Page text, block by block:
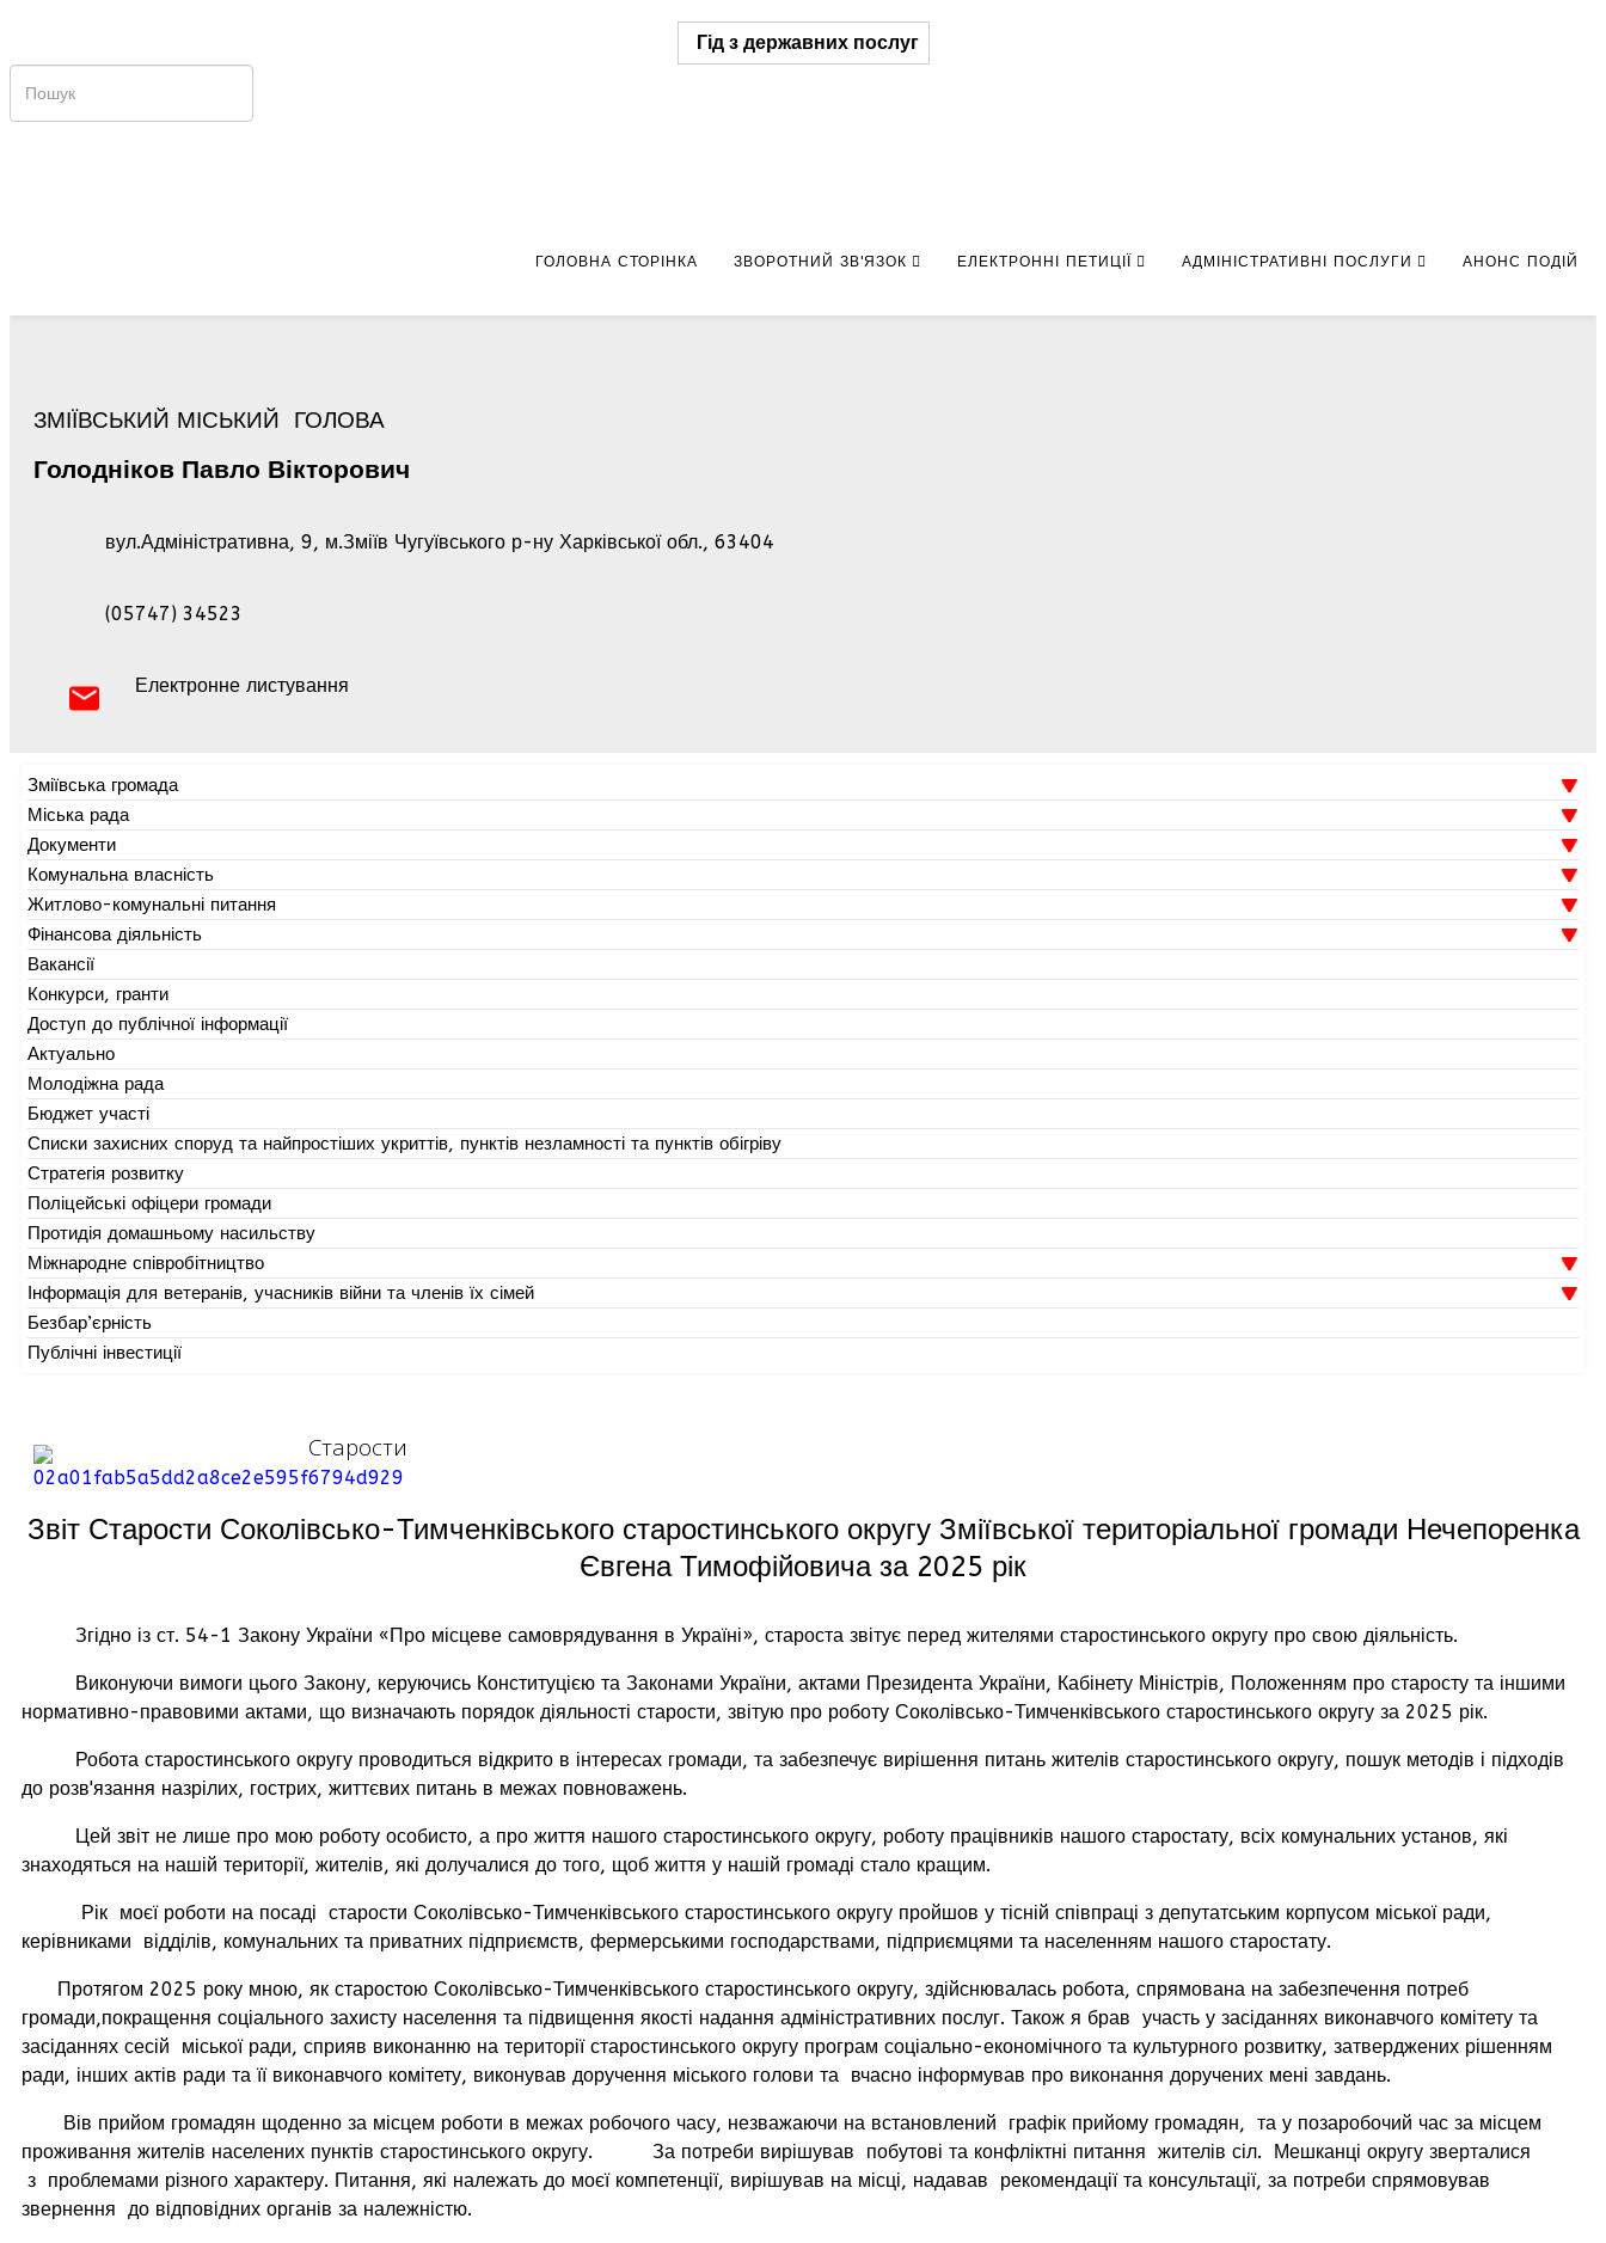
Гід з державних послуг
ГОЛОВНА СТОРІНКА ЗВОРОТНИЙ ЗВ'ЯЗОК ЕЛЕКТРОННІ ПЕТИЦІЇ АДМІНІСТРАТИВНІ ПОСЛУГИ АНОНС ПОДІЙ
ЗМІЇВСЬКИЙ МІСЬКИЙ ГОЛОВА
Голодніков Павло Вікторович
вул.Адміністративна, 9, м.Зміїв Чугуївського р-ну Харківської обл., 63404
(05747) 34523
Електронне листування
Зміївська громада
Міська рада
Документи
Комунальна власність
Житлово-комунальні питання
Фінансова діяльність
Вакансії
Конкурси, гранти
Доступ до публічної інформації
Актуально
Молодіжна рада
Бюджет участі
Списки захисних споруд та найпростіших укриттів, пунктів незламності та пунктів обігріву
Стратегія розвитку
Поліцейські офіцери громади
Протидія домашньому насильству
Міжнародне співробітництво
Інформація для ветеранів, учасників війни та членів їх сімей
Безбар’єрність
Публічні інвестиції
Старости
Звіт Старости Соколівсько-Тимченківського старостинського округу Зміївської територіальної громади Нечепоренка
Євгена Тимофійовича за 2025 рік
Згідно із ст. 54-1 Закону України «Про місцеве самоврядування в Україні», староста звітує перед жителями старостинського округу про свою діяльність.
Виконуючи вимоги цього Закону, керуючись Конституцією та Законами України, актами Президента України, Кабінету Міністрів, Положенням про старосту та іншими
нормативно-правовими актами, що визначають порядок діяльності старости, звітую про роботу Соколівсько-Тимченківського старостинського округу за 2025 рік.
Робота старостинського округу проводиться відкрито в інтересах громади, та забезпечує вирішення питань жителів старостинського округу, пошук методів і підходів
до розв'язання назрілих, гострих, життєвих питань в межах повноважень.
Цей звіт не лише про мою роботу особисто, а про життя нашого старостинського округу, роботу працівників нашого старостату, всіх комунальних установ, які
знаходяться на нашій території, жителів, які долучалися до того, щоб життя у нашій громаді стало кращим.
Рік моєї роботи на посаді старости Соколівсько-Тимченківського старостинського округу пройшов у тісній співпраці з депутатським корпусом міської ради,
керівниками відділів, комунальних та приватних підприємств, фермерськими господарствами, підприємцями та населенням нашого старостату.
Протягом 2025 року мною, як старостою Соколівсько-Тимченківського старостинського округу, здійснювалась робота, спрямована на забезпечення потреб
громади,покращення соціального захисту населення та підвищення якості надання адміністративних послуг. Також я брав участь у засіданнях виконавчого комітету та
засіданнях сесій міської ради, сприяв виконанню на території старостинського округу програм соціально-економічного та культурного розвитку, затверджених рішенням
ради, інших актів ради та її виконавчого комітету, виконував доручення міського голови та вчасно інформував про виконання доручених мені завдань.
Вів прийом громадян щоденно за місцем роботи в межах робочого часу, незважаючи на встановлений графік прийому громадян, та у позаробочий час за місцем
проживання жителів населених пунктів старостинського округу. За потреби вирішував побутові та конфліктні питання жителів сіл. Мешканці округу зверталися
з проблемами різного характеру. Питання, які належать до моєї компетенції, вирішував на місці, надавав рекомендації та консультації, за потреби спрямовував
звернення до відповідних органів за належністю.